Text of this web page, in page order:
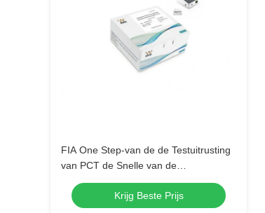
FIA One Step-van de de Testuitrusting
van PCT de Snelle van de
opslagprocalcitonin gemakkelijke
Snelle Kwantitatieve Test
Krijg Beste Prijs